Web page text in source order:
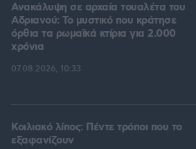
Ανακάλυψη σε αρχαία τουαλέτα του
Αδριανού: Το μυστικό που κράτησε
όρθια τα ρωμαϊκά κτίρια για 2.000
χρόνια
07.08.2026, 10:33
Κοιλιακό λίπος: Πέντε τρόποι που το
εξαφανίζουν